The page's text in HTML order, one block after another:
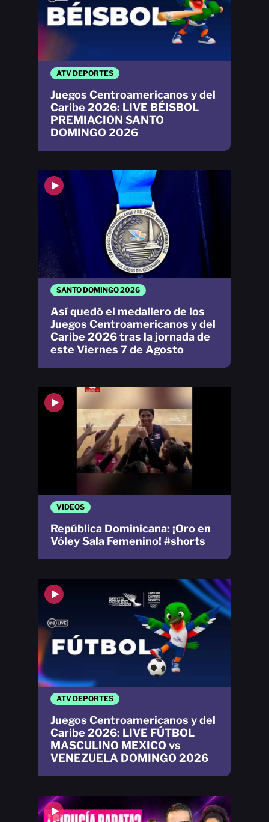
VIDEOS
República Dominicana: ¡Oro en
Vóley Sala Femenino! #shorts
SANTO DOMINGO 2026
Así quedó el medallero de los
Juegos Centroamericanos y del
Caribe 2026 tras la jornada de
este Viernes 7 de Agosto
ATV DEPORTES
Juegos Centroamericanos y del
Caribe 2026: LIVE BÉISBOL
PREMIACION SANTO
DOMINGO 2026
ATV DEPORTES
Juegos Centroamericanos y del
Caribe 2026: LIVE FÚTBOL
MASCULINO MEXICO vs
VENEZUELA DOMINGO 2026